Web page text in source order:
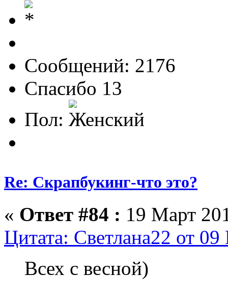
Сообщений: 2176
Спасибо 13
Пол:
Re: Скрапбукинг-что это?
« Ответ #84 : 19 Март
Цитата: Светлана22 от
Всех с весной)